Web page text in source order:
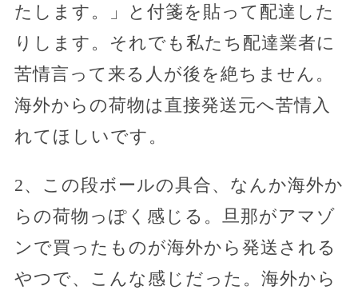
たします。」と付箋を貼って配達した
りします。それでも私たち配達業者に
苦情言って来る人が後を絶ちません。
海外からの荷物は直接発送元へ苦情入
れてほしいです。
2、この段ボールの具合、なんか海外か
らの荷物っぽく感じる。旦那がアマゾ
ンで買ったものが海外から発送される
やつで、こんな感じだった。海外から